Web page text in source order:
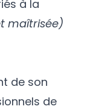
à la
maîtrisée)
de son
de